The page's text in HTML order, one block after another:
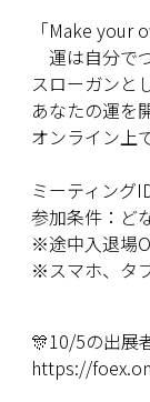
「Make your
運は自分で
スローガンと
あなたの運を
オンライン上
ミーティング
参加条件：ど
※途中入退場
※スマホ、タ
🎊10/5の出展
https://